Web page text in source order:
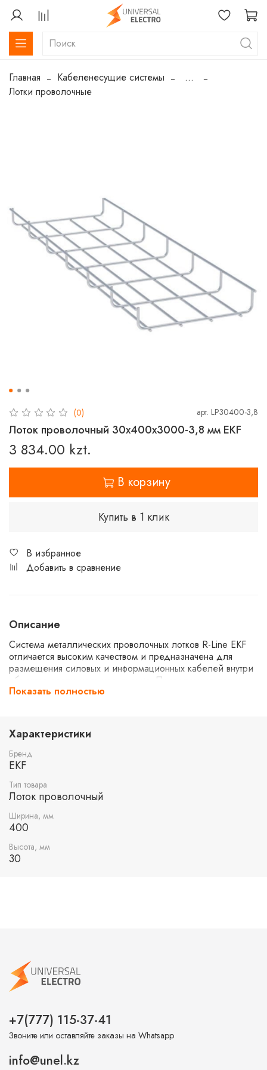
Главная Кабеленесущие системы
...
Лотки проволочные
(0) арт. LP30400-3,8
Лоток проволочный 30х400х3000-3,8 мм EKF
3 834.00 kzt.
В корзину
Купить в 1 клик
В избранное
Добавить в сравнение
Описание
Система металлических проволочных лотков R-Line EKF
отличается высоким качеством и предназначена для
размещения силовых и информационных кабелей внутри
объектов различного назначения. Проволочные лотки
значительно проще монтируются, т.к. для построения
Любые повороты и ответвления изготавливаются
непосредственно на месте монтажа. Широкий ряд
типоразмеров лотков позволяет разработать кабельную
трассу любой сложности. Испытания проволочных лотков
сохранность всех характеристик в условиях пожара.
Облегченная конструкция проволочного лотка делает его
легким в транспортировке и хранении.
Показать полностью
Характеристики
Бренд
EKF
Тип товара
Лоток проволочный
Ширина, мм
400
Высота, мм
30
+7(777) 115-37-41
Звоните или оставляйте заказы на Whatsapp
info@unel.kz